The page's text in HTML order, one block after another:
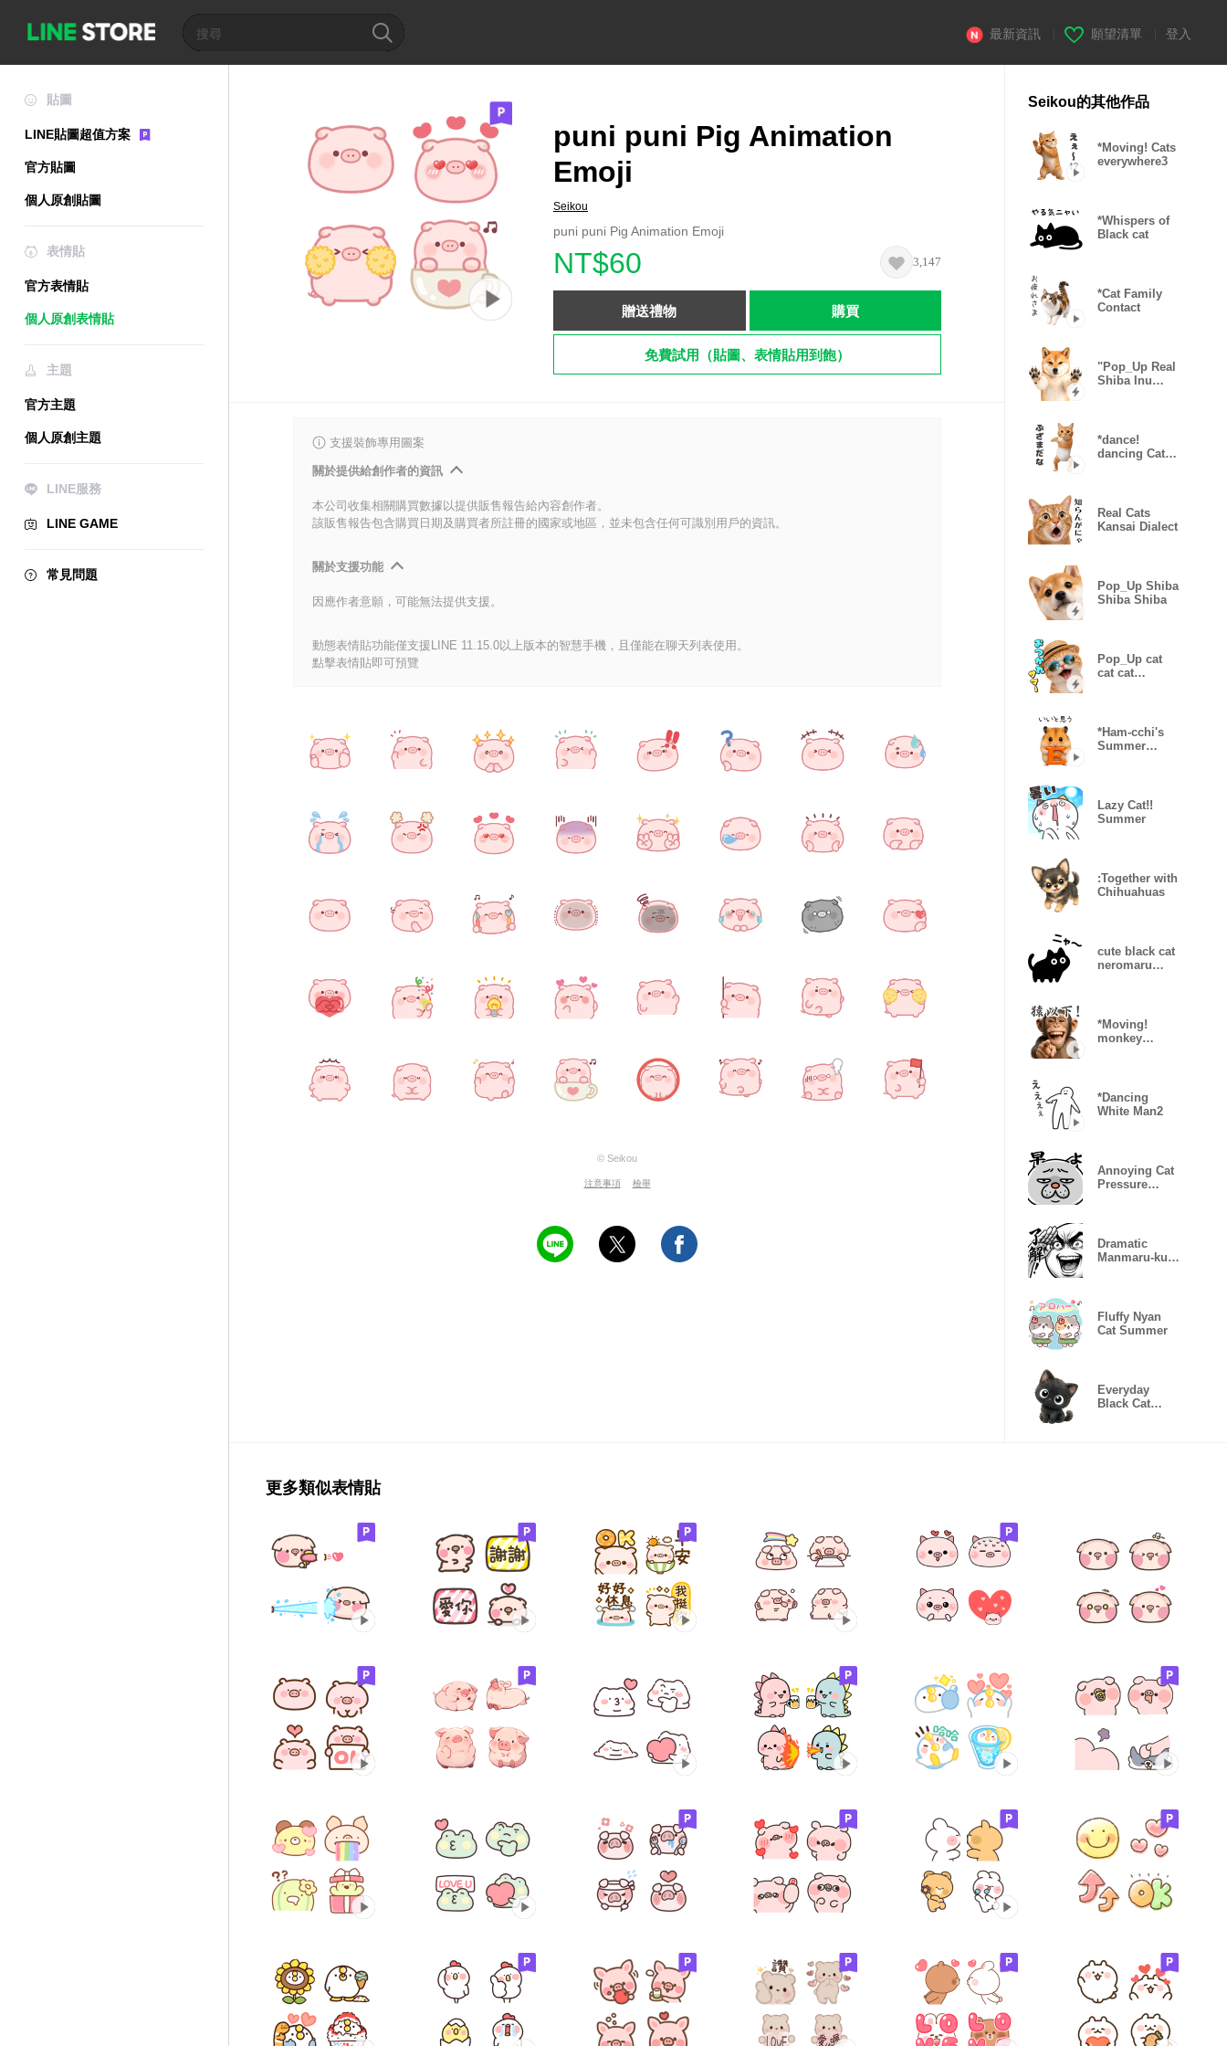
最新資訊 願望清單 登入
貼圖
LINE貼圖超值方案
官方貼圖
個人原創貼圖
表情貼
官方表情貼
個人原創表情貼
主題
官方主題
個人原創主題
LINE服務
LINE GAME
常見問題
puni puni Pig Animation
Emoji
Seikou
puni puni Pig Animation Emoji
NT$60 3,147
贈送禮物 購買
免費試用（貼圖、表情貼用到飽）
支援裝飾專用圖案
關於提供給創作者的資訊
本公司收集相關購買數據以提供販售報告給內容創作者。
該販售報告包含購買日期及購買者所註冊的國家或地區，並未包含任何可識別用戶的資訊。
關於支援功能
因應作者意願，可能無法提供支援。
動態表情貼功能僅支援LINE 11.15.0以上版本的智慧手機，且僅能在聊天列表使用。
點擊表情貼即可預覽
© Seikou
注意事項 檢舉
Seikou的其他作品
*Moving! Cats
everywhere3
*Whispers of
Black cat
*Cat Family
Contact
"Pop_Up Real
Shiba Inu
*dance!
dancing Cat
Real Cats
Kansai Dialect
Pop_Up Shiba
Shiba Shiba
Pop_Up cat
cat cat
*Ham-cchi's
Summer
Lazy Cat!!
Summer
:Together with
Chihuahuas
cute black cat
neromaru
*Moving!
monkey
*Dancing
White Man2
Annoying Cat
Pressure
Dramatic
Manmaru-kun
Fluffy Nyan
Cat Summer
Everyday
Black Cat
更多類似表情貼